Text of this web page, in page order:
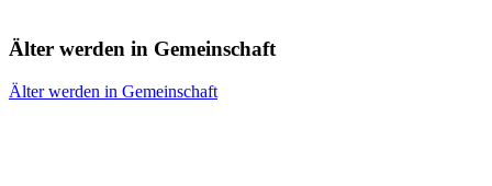
Älter werden in Gemeinschaft
Älter werden in Gemeinschaft